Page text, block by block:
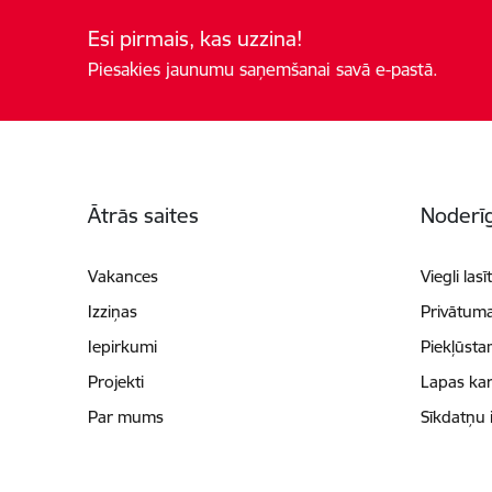
Esi pirmais, kas uzzina!
Piesakies jaunumu saņemšanai savā e-pastā.
Ātrās saites
Vakances
Izziņas
Iepirkumi
Projekti
Par mums
Viegli lasīt
Lapas
Sīkdatņu